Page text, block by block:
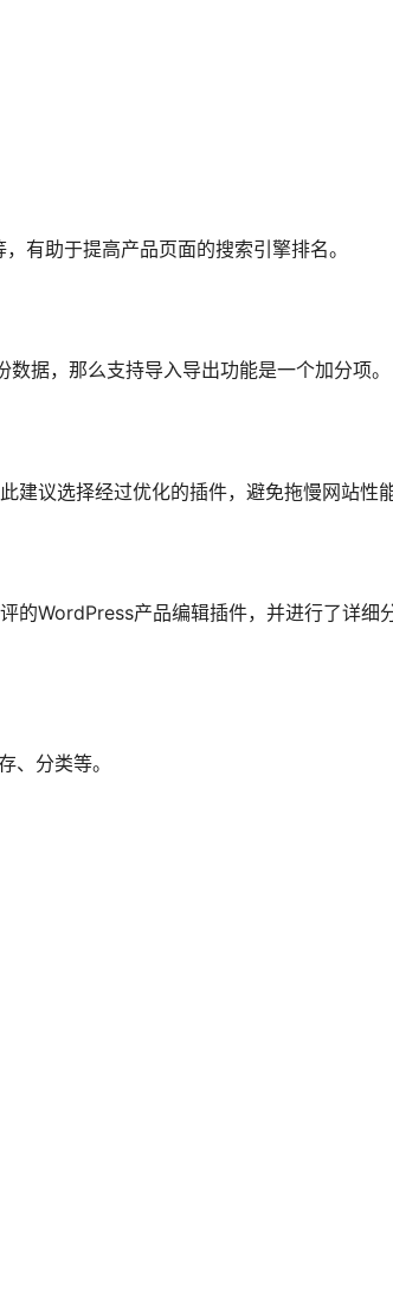
有助于提高产品页面的搜索引擎排名。
据，那么支持导入导出功能是一个加分项。
建议选择经过优化的插件，避免拖慢网站性
的WordPress产品编辑插件，并进行了详细
、分类等。